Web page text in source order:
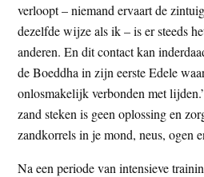
verloopt – niemand ervaart de
dezelfde wijze als ik – is er steeds
anderen. En dit contact kan
de Boeddha in zijn eerste Edele
onlosmakelijk verbonden met
zand steken is geen oplossing en
zandkorrels in je mond, neus, ogen
Na een periode van intensieve